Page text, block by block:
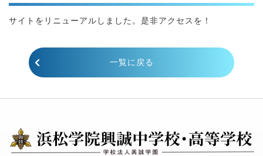
サイトをリニューアルしました。是非アクセスを！
一覧に戻る